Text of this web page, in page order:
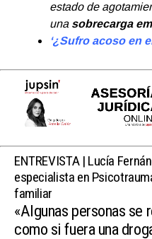
estado de
una sobrecarga
‘¿Sufro acoso en
ENTREVISTA | Lucía
especialista en
familiar
«Algunas personas se
como si fuera una